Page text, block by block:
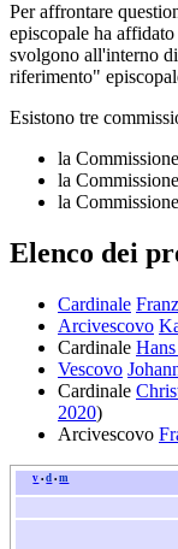
Per affrontare
episcopale ha
svolgono all'interno
riferimento"
Esistono tre
la
la
la
Elenco dei
Cardinale
Arcivescovo
Cardinale
Vescovo
Cardinale
2020)
Arcivescovo
v • d • m